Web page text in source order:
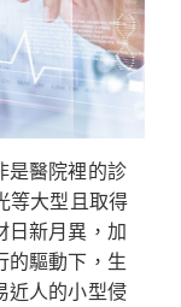
是醫院裡的診
等大型且取得
日新月異，加
的驅動下，生
近人的小型侵